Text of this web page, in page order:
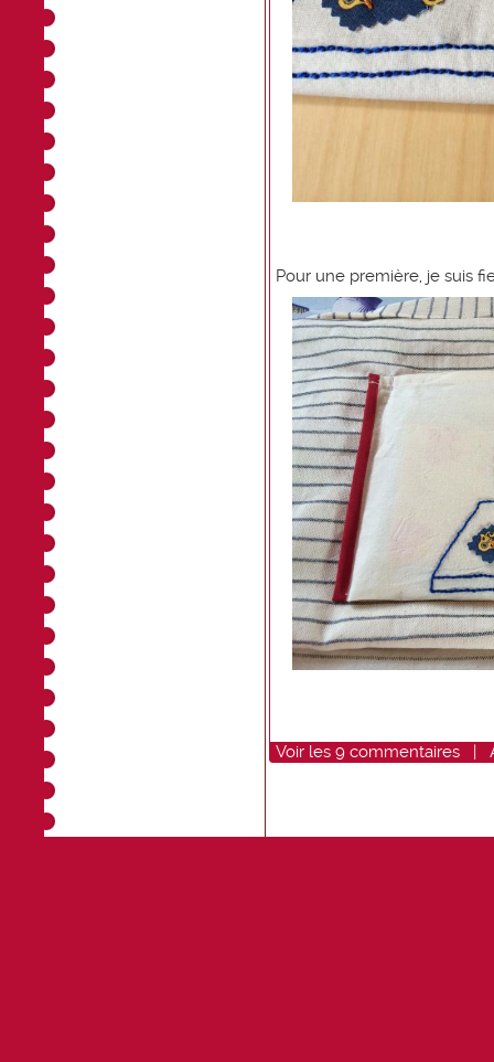
Pour une première, je suis
Voir les 9 commentaires |